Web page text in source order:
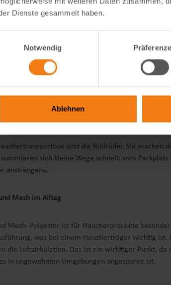
Dienste gesammelt haben.
Notwendig
Ablehnen
bis 8 kg
kleine Hunde, Katzen und andere Haustiere,
oder nicht in jeder Umgebung frei laufen
das mehr Flexibilität im Alltag. Du musst
anpasst. Auf kurzen Wegen kannst du
seinen eigenen sicheren Bereich hat.
sind die Rollräder. Sie
sich kleine Wege schnell: vom
anstrengend.
Mesh im Alltag
Mesh. Polyester ist für Haustierprodukte
was bei einem Haustierträger wichtig
die Luftzirkulation. Das ist ein wichtiger Punkt,
in ungewohnten Umgebungen angespannt ist.